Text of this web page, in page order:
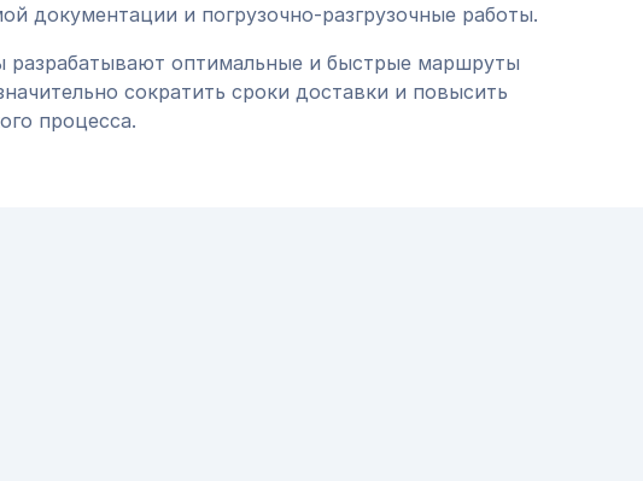
документации и погрузочно-разгрузочные работы.
оптимальные и быстрые маршруты
сократить сроки доставки и повысить
процесса.